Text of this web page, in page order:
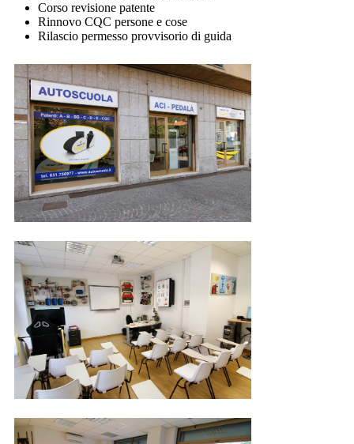
Corso revisione patente
Rinnovo CQC persone e cose
Rilascio permesso provvisorio di guida